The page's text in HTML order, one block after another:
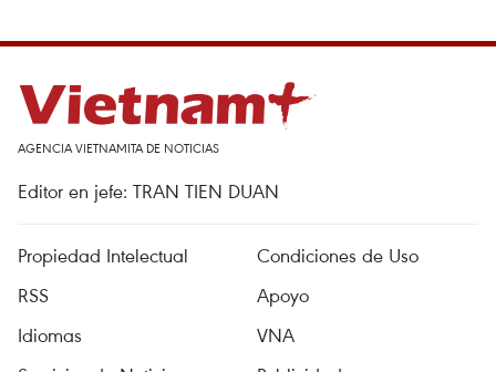
AGENCIA VIETNAMITA DE NOTICIAS
Editor en jefe: TRAN TIEN DUAN
Propiedad Intelectual
Condiciones de Uso
RSS
Apoyo
Idiomas
VNA